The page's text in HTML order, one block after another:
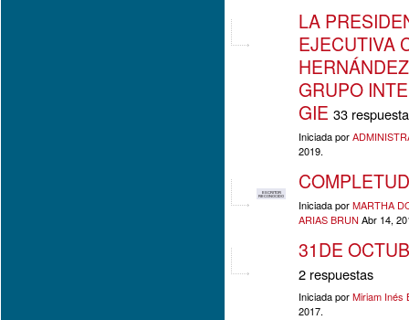
LA
EJECUTIVA
GRUPO
GIE 33
Iniciada por
2019.
ESCRITOR
RECONOCIDO
COMPLETUD
Iniciada porMARTHA
ARIAS BRUN Abr 14,
31DE
2 respuestas
Iniciada porMiriam Inés
2017.